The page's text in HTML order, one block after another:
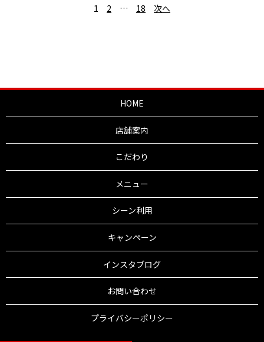
1 2 … 18 次へ
HOME
店舗案内
こだわり
メニュー
シーン利用
キャンペーン
インスタブログ
お問い合わせ
プライバシーポリシー